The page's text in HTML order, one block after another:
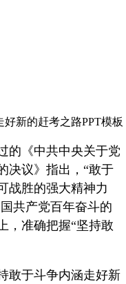
新的赶考之路PPT模板
的《中共中央关于党
决议》指出，“敢于
战胜的强大精神力
共产党百年奋斗的
，准确把握“坚持敢
敢于斗争内涵走好新